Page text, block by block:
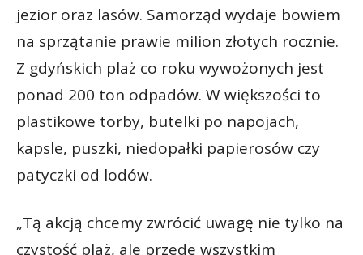
jezior oraz lasów. Samorząd wydaje bowiem
na sprzątanie prawie milion złotych rocznie.
Z gdyńskich plaż co roku wywożonych jest
ponad 200 ton odpadów. W większości to
plastikowe torby, butelki po napojach,
kapsle, puszki, niedopałki papierosów czy
patyczki od lodów.
„Tą akcją chcemy zwrócić uwagę nie tylko na
czystość plaż, ale przede wszystkim